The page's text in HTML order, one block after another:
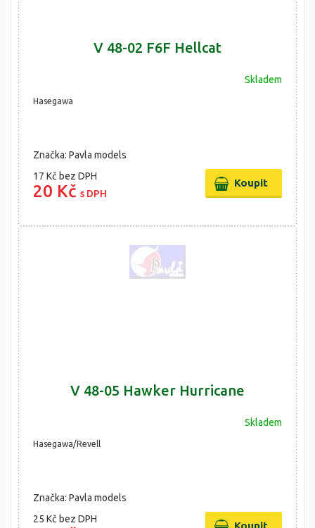
V 48-02 F6F Hellcat
Skladem
Hasegawa
Značka: Pavla models
17 Kč bez DPH
20 Kč s DPH
V 48-05 Hawker Hurricane
Skladem
Hasegawa/Revell
Značka: Pavla models
25 Kč bez DPH